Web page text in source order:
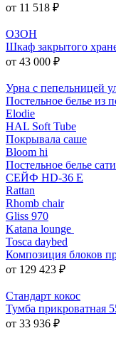
от 11 518 ₽
ОЗОН
Шкаф закрытого
от 43 000 ₽
Урна с пепельницей
Постельное белье из
Elodie
HAL Soft Tube
Покрывала саше
Bloom hi
Постельное белье
СЕЙФ HD-36 E
Rattan
Rhomb chair
Gliss 970
Katana lounge
Tosca daybed
Композиция блоков
от 129 423 ₽
Стандарт кокос
Тумба прикроватная
от 33 936 ₽